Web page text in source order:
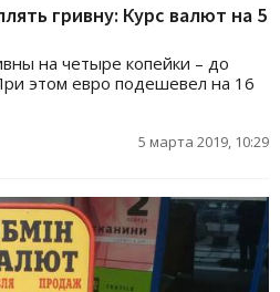
гривну: Курс валют на 5
на четыре копейки – до
этом евро подешевел на 16
5 марта 2019, 10:29